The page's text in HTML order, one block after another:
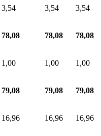
3,54 3,54 3,54
78,08 78,08 78,08
1,00 1,00 1,00
79,08 79,08 79,08
16,96 16,96 16,96